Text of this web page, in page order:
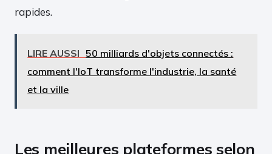
rapides.
LIRE AUSSI 50 milliards d'objets connectés :
comment l'IoT transforme l'industrie, la santé
et la ville
Les meilleures plateformes selon